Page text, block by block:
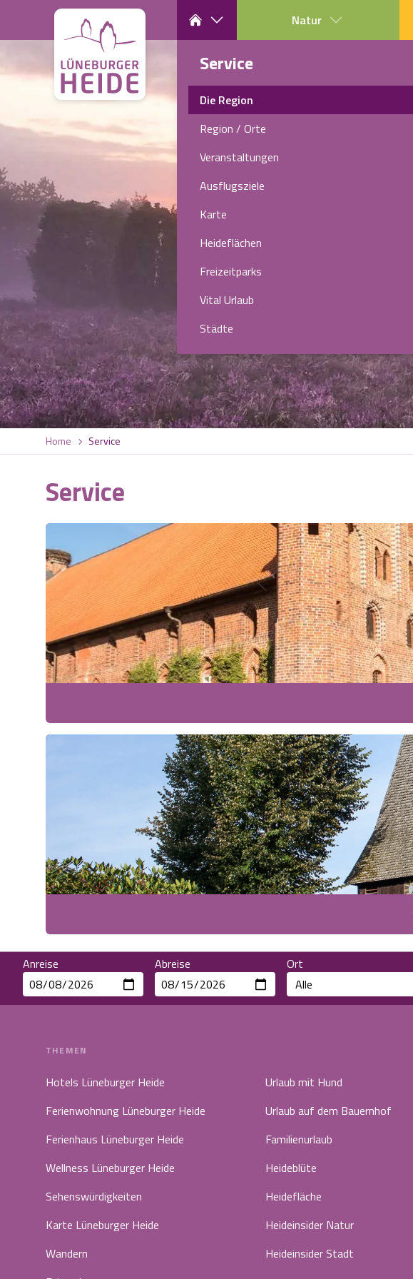
Service
Die Region
Region / Orte
Veranstaltungen
Ausflugsziele
Karte
Heideflächen
Freizeitparks
Vital Urlaub
Städte
Natur
Home Service
Service
Anreise Abreise Ort
THEMEN
Hotels Lüneburger Heide
Ferienwohnung Lüneburger Heide
Ferienhaus Lüneburger Heide
Wellness Lüneburger Heide
Sehenswürdigkeiten
Karte Lüneburger Heide
Wandern
Urlaub mit Hund
Urlaub auf dem Bauernhof
Familienurlaub
Heideblüte
Heidefläche
Heideinsider Natur
Heideinsider Stadt